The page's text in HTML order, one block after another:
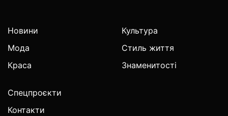
Новини
Мода
Краса
Культура
Стиль життя
Знаменитості
Спецпроєкти
Контакти